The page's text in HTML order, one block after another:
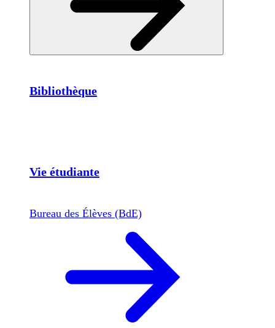
Bibliothèque
Vie étudiante
Bureau des Élèves (BdE)